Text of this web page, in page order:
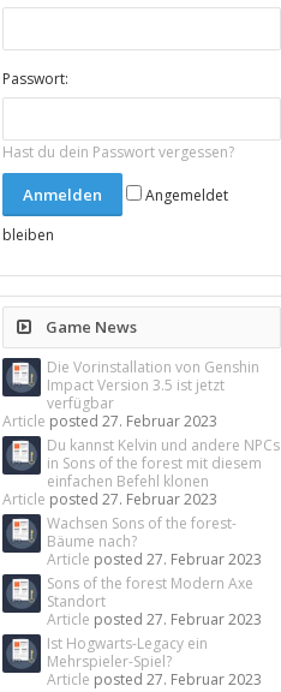
Passwort:
Hast du dein Passwort vergessen?
Angemeldet
bleiben
Game News
Die Vorinstallation von Genshin
Impact Version 3.5 ist jetzt
verfügbar
Article posted27. Februar 2023
Du kannst Kelvin und andere NPCs
in Sons of the forest mit diesem
einfachen Befehl klonen
Article posted27. Februar 2023
Wachsen Sons of the forest-
Bäume nach?
Article posted27. Februar 2023
Sons of the forest Modern Axe
Standort
Article posted27. Februar 2023
Ist Hogwarts-Legacy ein
Mehrspieler-Spiel?
Article posted27. Februar 2023